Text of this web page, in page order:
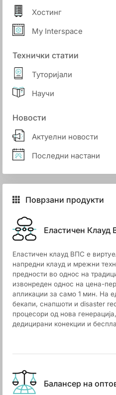
Хостинг
My Interspace
Технички статии
Туторијали
Научи
Новости
Актуелни новости
Последни настани
Поврзани продукти
Еластичен Клауд
Еластичен клауд ВПС е
напредни клауд и мрежни
предности во однос на
извонреден однос на цена-
апликации за само 1 мин. На
бекапи, снапшоти и disaster
процесори од нова
дедицирани конекции и
Балансер на